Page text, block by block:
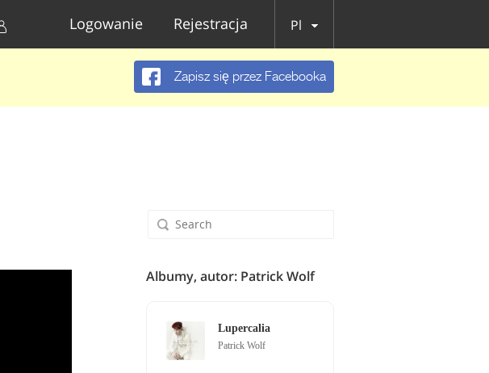
Logowanie Rejestracja Pl
Zapisz się przez Facebooka
Albumy, autor: Patrick Wolf
Lupercalia
Patrick Wolf